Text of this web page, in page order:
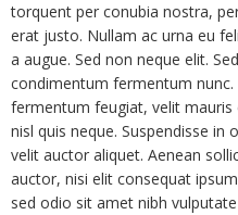
torquent per conubia nostra,
erat justo. Nullam ac urna eu
a augue. Sed non neque elit.
condimentum fermentum
fermentum feugiat, velit
nisl quis neque. Suspendisse in
velit auctor aliquet. Aenean
auctor, nisi elit consequat
sed odio sit amet nibh